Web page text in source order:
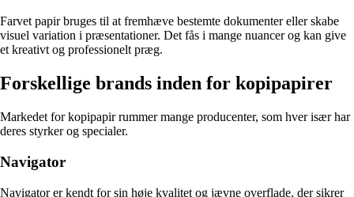
Farvet papir bruges til at fremhæve bestemte dokumenter eller skabe
visuel variation i præsentationer. Det fås i mange nuancer og kan give
et kreativt og professionelt præg.
Forskellige brands inden for kopipapirer
Markedet for kopipapir rummer mange producenter, som hver især har
deres styrker og specialer.
Navigator
Navigator er kendt for sin høje kvalitet og jævne overflade, der sikrer